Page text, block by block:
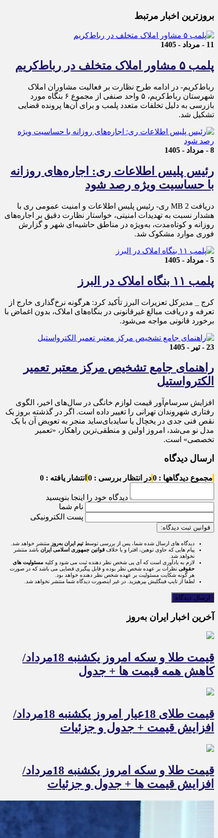
بروزترین اخبار مرتبط
11 - مرداد - 1405
پلمب ۵ مشاور املاک متخلف در رباط‌کریم
رباط‌کریم- در ادامه طرح نظارت بر فعالیت مشاوران املاک
شهرستان رباط‌کریم، ۵ واحد صنفی از مجموع ۶ بنگاه مورد
بازرسی به دلیل تخلفات متعدد پلمب و برای آن‌ها پرونده قضایی
تشکیل شد.
8 - مرداد - 1405
رئیس پلیس اطلاعات ری: اجاره‌های روزانه
با حساسیت ویژه رصد شود
دریافت 2 MB ری- رئیس پلیس اطلاعات و امنیت عمومی ری با
هشدار نسبت به تهدیدات امنیتی، خواستار نظارت دقیق بر اجاره‌های
روزانه و کوتاه‌مدت، به‌ویژه در مناطق حاشیه‌ای شهر و گزارش
فوری موارد مشکوک شد.
5 - مرداد - 1405
پلمب ۱۱ بنگاه املاک در البرز
کرج _ مدیرکل تعزیرات البرز تأکید کرد: هرگونه نرخ‌گذاری خارج از
تعرفه و دریافت مبالغ غیرقانونی در بنگاه‌های املاک، بدون اغماض با
برخورد قانونی مواجه می‌شود.
23 - تیر - 1405
راهنمای جامع تشخیص مرکز معتبر تعمیر
الکترواستیل
افزایش سرسام‌آور قیمت لوازم خانگی در سال‌های اخیر، الگوی
رفتاری شهروندان تهرانی را تغییر داده است. اگر در گذشته بروز یک
نقص فنی جدی در یخچال یا ساید‌بای‌ساید منجر به تعویض آن با یک
مدل نو می‌شد، امروز اولین و منطقی‌ترین راهکار، «تعمیر
تخصصی» است.
ارسال دیدگاه
مجموع دیدگاهها : 0 در انتظار بررسی : 0 انتشار یافته : 0
دیدگاه خود را اینجا بنویسید
نام شما
پست الکترونیکی
قوانین ثبت دیدگاه:
دیدگاه های ارسال شده شما، پس از بررسی توسطتیم ایران به‌روز منتشر خواهد شد.
پیام هایی که حاوی توهین، افترا و یا خلاف قوانین جمهوری اسلامی ایران باشد منتشر
نخواهد شد.
لازم به یادآوری است که آی پی شخص نظر دهنده ثبت می شود و کلیه مسئولیت های
حقوقی نظرات بر عهده شخص نظر بوده و قابل پیگیری قضایی می باشد که در صورت
هر گونه شکایت مسئولیت بر عهده شخص نظر دهنده خواهد بود.
لطفا از تایپ فینگلیش بپرهیزید. در غیر اینصورت دیدگاه شما منتشر نخواهد شد.
آخرین اخبار ایران به‌روز
قیمت طلا و سکه امروز یکشنبه 18مرداد/
کاهش همه قیمت ها + جدول
قیمت طلای 18عیار امروز یکشنبه 18مرداد/
افزایش قیمت + جدول و جزئیات
قیمت طلا و سکه امروز یکشنبه 18مرداد/
افزایش قیمت ها + جدول و جزئیات